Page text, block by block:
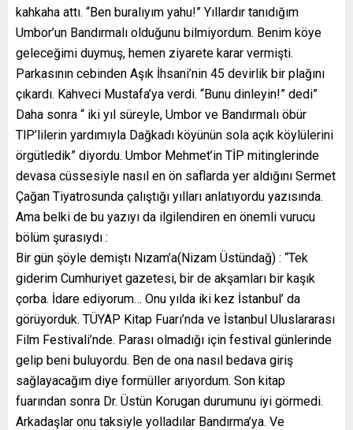
kahkaha attı. “Ben buralıyım yahu!” Yıllardır tanıdığım
Umbor’un Bandırmalı olduğunu bilmiyordum. Benim köye
geleceğimi duymuş, hemen ziyarete karar vermişti.
Parkasının cebinden Aşık İhsani’nin 45 devirlik bir plağını
çıkardı. Kahveci Mustafa’ya verdi. “Bunu dinleyin!” dedi”
Daha sonra “ iki yıl süreyle, Umbor ve Bandırmalı öbür
TlP’lilerin yardımıyla Dağkadı köyünün sola açık köylülerini
örgütledik” diyordu. Umbor Mehmet’in TİP mitinglerinde
devasa cüssesiyle nasıl en ön saflarda yer aldığını Sermet
Çağan Tiyatrosunda çalıştığı yılları anlatıyordu yazısında.
Ama belki de bu yazıyı da ilgilendiren en önemli vurucu
bölüm şurasıydı :
Bir gün şöyle demiştı Nızam’a(Nizam Üstündağ) : “Tek
giderim Cumhuriyet gazetesi, bir de akşamları bir kaşık
çorba. İdare ediyorum… Onu yılda iki kez İstanbul’ da
görüyorduk. TÜYAP Kitap Fuarı’nda ve İstanbul Uluslararası
Film Festivali’nde. Parası olmadığı için festival günlerinde
gelip beni buluyordu. Ben de ona nasıl bedava giriş
sağlayacağım diye formüller arıyordum. Son kitap
fuarından sonra Dr. Üstün Korugan durumunu iyi görmedi.
Arkadaşlar onu taksiyle yolladılar Bandırma’ya. Ve